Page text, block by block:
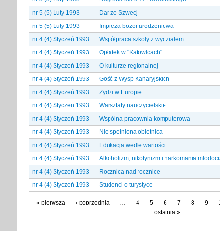
nr 5 (5) Luty 1993
Dar ze Szwecji
nr 5 (5) Luty 1993
Impreza bożonarodzeniowa
nr 4 (4) Styczeń 1993
Współpraca szkoły z wydziałem
nr 4 (4) Styczeń 1993
Opłatek w "Katowicach"
nr 4 (4) Styczeń 1993
O kulturze regionalnej
nr 4 (4) Styczeń 1993
Gość z Wysp Kanaryjskich
nr 4 (4) Styczeń 1993
Żydzi w Europie
nr 4 (4) Styczeń 1993
Warsztaty nauczycielskie
nr 4 (4) Styczeń 1993
Wspólna pracownia komputerowa
nr 4 (4) Styczeń 1993
Nie spełniona obietnica
nr 4 (4) Styczeń 1993
Edukacja wedle wartości
nr 4 (4) Styczeń 1993
Alkoholizm, nikotynizm i narkomania
nr 4 (4) Styczeń 1993
Rocznica nad rocznice
nr 4 (4) Styczeń 1993
Studenci o turystyce
« pierwsza ‹ poprzednia 4 5 6 7 8 9
ostatnia »